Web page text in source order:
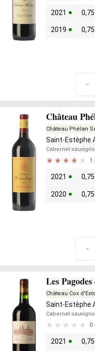
2021
2019
-
Château
Château Phélan
Saint-Estèphe
Cabernet
1
2021
2020
-
Les
Château Cos
Saint-Estèphe
Cabernet
0
2021